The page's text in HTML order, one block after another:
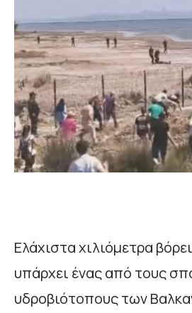
Ελάχιστα χιλιόμετρα
υπάρχει ένας από τους
υδροβιότοπους των